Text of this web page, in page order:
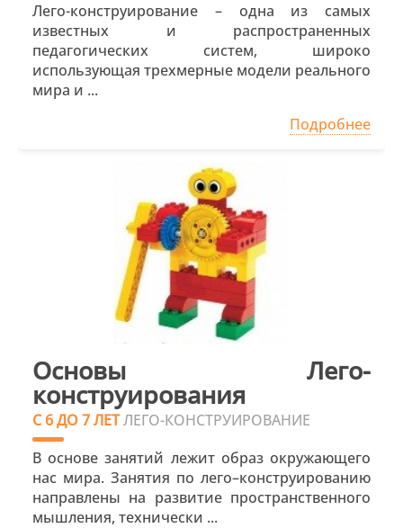
Лего-конструирование – одна из самых
известных и распространенных
педагогических систем, широко
использующая трехмерные модели реального
мира и ...
Подробнее
Основы Лего-
конструирования
С 6 ДО 7 ЛЕТЛЕГО-КОНСТРУИРОВАНИЕ
В основе занятий лежит образ окружающего
нас мира. Занятия по лего–конструированию
направлены на развитие пространственного
мышления, технически ...